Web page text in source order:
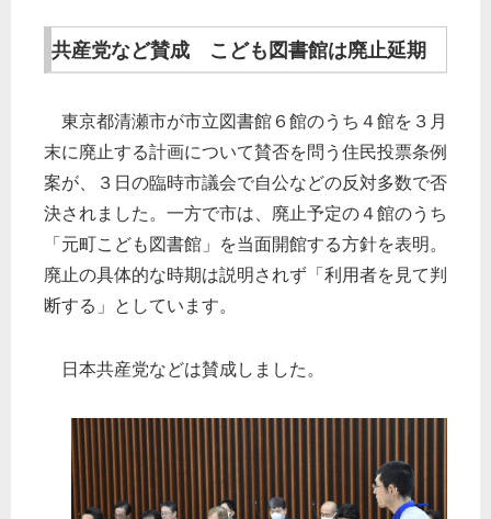
共産党など賛成 こども図書館は廃止延期
東京都清瀬市が市立図書館６館のうち４館を３月
末に廃止する計画について賛否を問う住民投票条例
案が、３日の臨時市議会で自公などの反対多数で否
決されました。一方で市は、廃止予定の４館のうち
「元町こども図書館」を当面開館する方針を表明。
廃止の具体的な時期は説明されず「利用者を見て判
断する」としています。
日本共産党などは賛成しました。